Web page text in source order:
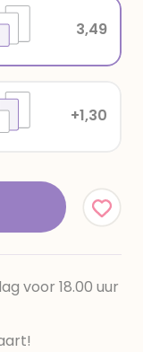
+1,30
3,49
voor 18.00 uur